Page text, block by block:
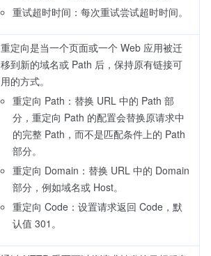
重试超时时间：每次重试尝试超时时间。
重定向是当一个页面或一个 Web 应用被迁
移到新的域名或 Path 后，保持原有链接可
用的方式。
重定向 Path：替换 URL 中的 Path 部
分，重定向 Path 的配置会替换原请求中
的完整 Path，而不是匹配条件上的 Path
部分。
重定向 Domain：替换 URL 中的 Domain
部分，例如域名或 Host。
重定向 Code：设置请求返回 Code，默
认值 301。